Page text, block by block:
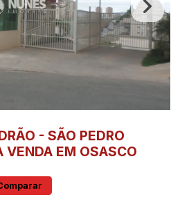
- SÃO PEDRO
VENDA EM OSASCO